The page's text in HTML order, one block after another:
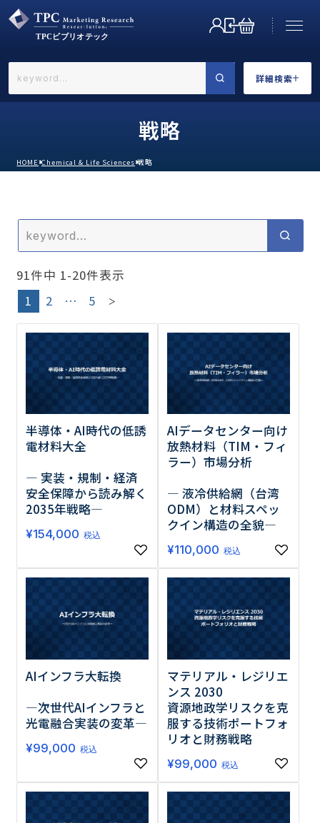
詳細検索
←戻る
カテゴリで選ぶ
調査の種類で選ぶ
リセット
戦略
HOME Chemical & Life Sciences 戦略
91件中 1-20件表示
1
2 … 5
半導体・AI時代の低誘
電材料大全
― 実装・規制・経済
安全保障から読み解く
2035年戦略―
¥154,000 税込
AIデータセンター向け
放熱材料（TIM・フィ
ラー）市場分析
― 液冷供給網（台湾
ODM）と材料スペッ
クイン構造の全貌―
¥110,000 税込
AIインフラ大転換
―次世代AIインフラと
光電融合実装の変革―
¥99,000 税込
マテリアル・レジリエ
ンス 2030
資源地政学リスクを克
服する技術ポートフォ
リオと財務戦略
¥99,000 税込